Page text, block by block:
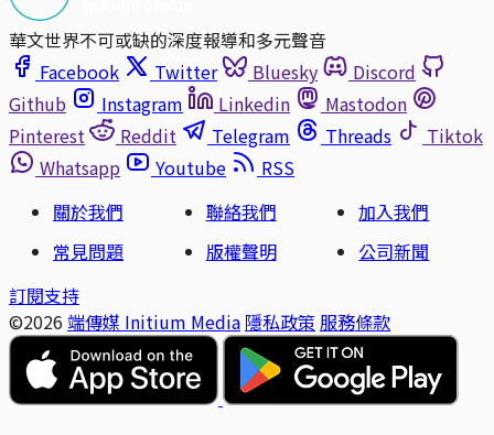
華文世界不可或缺的深度報導和多元聲音
Facebook
Twitter Bluesky
Discord
Github
Instagram Linkedin
Mastodon
Pinterest
Reddit Telegram Threads
Tiktok
Whatsapp
Youtube
RSS
關於我們
聯絡我們
加入我們
常見問題
版權聲明
公司新聞
訂閱支持
©2026 端傳媒 Initium Media 隱私政策 服務條款